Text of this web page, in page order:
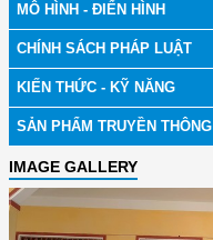
MÔ HÌNH - ĐIỂN HÌNH
CHÍNH SÁCH PHÁP LUẬT
KIẾN THỨC - KỸ NĂNG
SẢN PHẨM TRUYỀN THÔNG
IMAGE GALLERY